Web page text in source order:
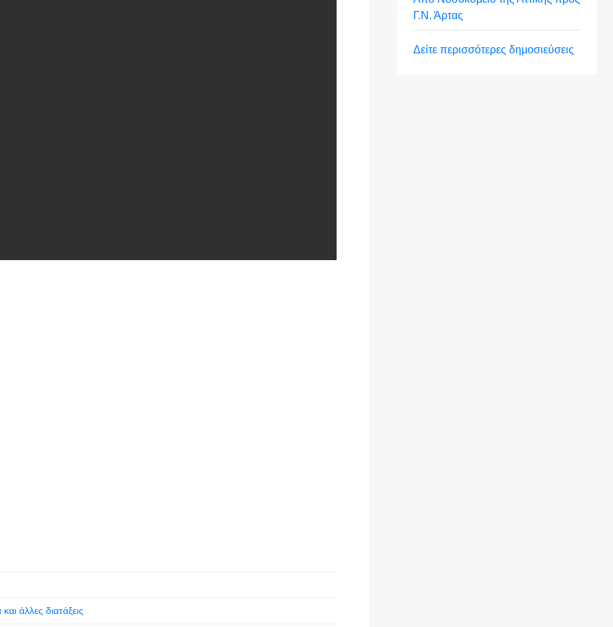
άλλες διατάξεις
Γ.Ν. Άρτας
Δείτε περισσότερες δημοσιεύσεις